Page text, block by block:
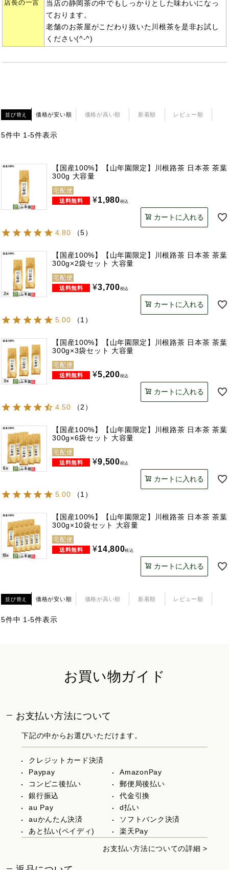
店長の一言
当店の静岡茶の中でもしっかりとした味わいになっ
ております。
老舗のお茶屋がこだわり抜いた川根茶を是非お試し
ください(^-^)
並び替え 価格が安い順 価格が高い順 新着順 レビュー順
5件中 1 -5件表示
【国産100%】【山年園限定】川根路茶 日本茶 茶葉
300g 大容量
宅配便
¥1,980税込
カートに入れる
4.80
（5）
【国産100%】【山年園限定】川根路茶 日本茶 茶葉
300g×2袋セット 大容量
宅配便
¥3,700税込
カートに入れる
5.00
（1 ）
【国産100%】【山年園限定】川根路茶 日本茶 茶葉
300g×3袋セット 大容量
宅配便
¥5,200税込
カートに入れる
4.50
（2 ）
【国産100%】【山年園限定】川根路茶 日本茶 茶葉
300g×6袋セット 大容量
宅配便
¥9,500税込
カートに入れる
5.00
（1 ）
【国産100%】【山年園限定】川根路茶 日本茶 茶葉
300g×10袋セット 大容量
宅配便
¥14,800税込
カートに入れる
並び替え 価格が安い順 価格が高い順 新着順 レビュー順
5件中 1 -5件表示
お買い物ガイド
お支払い方法について
下記の中からお選びいただけます。
クレジットカード決済
Paypay
AmazonPay
コンビニ後払い
郵便局後払い
銀行振込
代金引換
au Pay
d払い
auかんたん決済
ソフトバンク決済
あと払い(ペイディ)
楽天Pay
お支払い方法についての詳細 >